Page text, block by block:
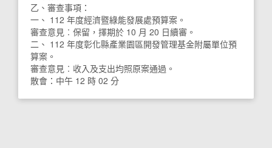
乙、審查事項：
一、 112 年度經濟暨綠能發展處預算案。
審查意見︰保留，擇期於 10 月 20 日續審。
二、 112 年度彰化縣產業園區開發管理基金附屬單位預
算案。
審查意見︰收入及支出均照原案通過。
散會：中午 12 時 02 分